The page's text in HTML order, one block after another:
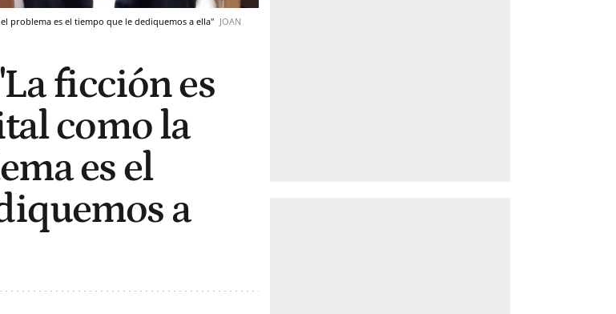
problema es el tiempo que le dediquemos a ella" JOAN
ficción es
como la
es el
a